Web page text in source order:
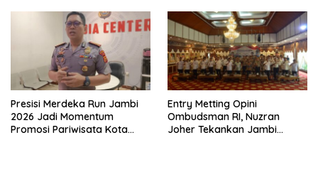
Presisi Merdeka Run Jambi
2026 Jadi Momentum
Promosi Pariwisata Kota
Entry Metting Opini
Ombudsman RI, Nuzran
Joher Tekankan Jambi